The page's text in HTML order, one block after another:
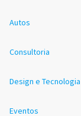
Autos
Consultoria
Design e Tecnologia
Eventos